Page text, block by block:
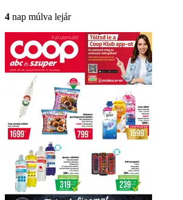
4 nap múlva lejár